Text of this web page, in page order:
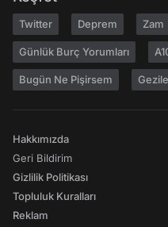
Twitter Deprem Zam
Günlük Burç Yorumları
Bugün Ne Pişirsem
Hakkımızda
Geri Bildirim
Gizlilik Politikası
Topluluk Kuralları
Reklam